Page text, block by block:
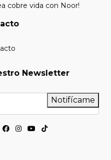
cobre vida con Noor!
Newsletter
Notifícame